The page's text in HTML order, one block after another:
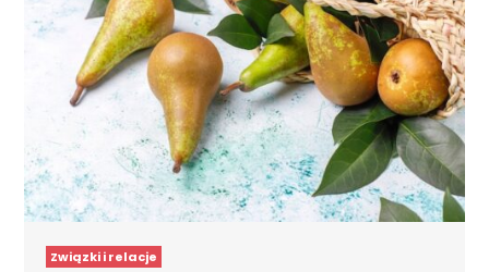
Związki i relacje